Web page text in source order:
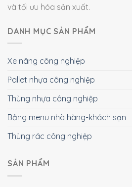
và tối ưu hóa sản xuất.
DANH MỤC SẢN PHẨM
Xe nâng công nghiệp
Pallet nhựa công nghiệp
Thùng nhựa công nghiệp
Bảng menu nhà hàng-khách sạn
Thùng rác công nghiệp
SẢN PHẨM